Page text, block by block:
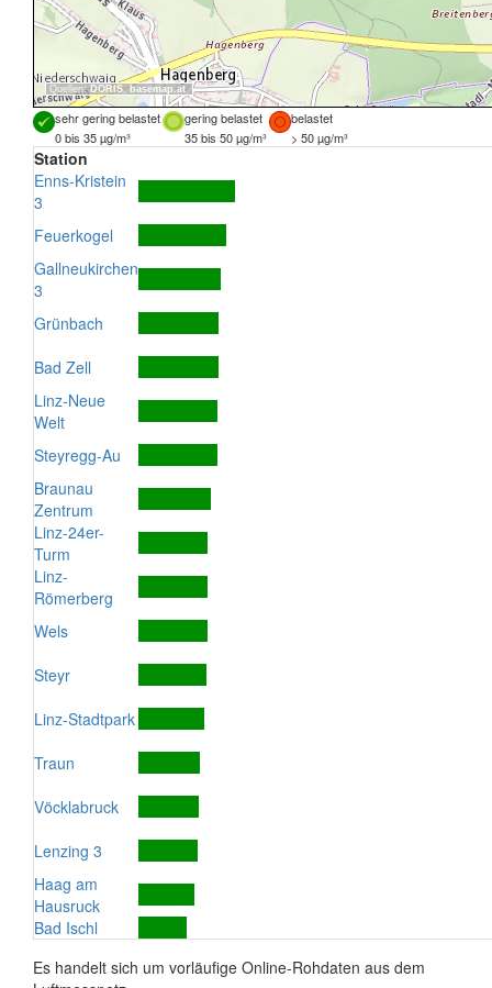
Quellen: DORIS,basemap.at
sehr gering belastet gering belastet
belastet
0 bis 35 µg/m³
35 bis 50 µg/m³ > 50 µg/m³
Station
Enns-Kristein
3
Feuerkogel
Gallneukirchen
3
Grünbach
Bad Zell
Linz-Neue
Welt
Steyregg-Au
Braunau
Zentrum
Linz-24er-
Turm
Linz-
Römerberg
Wels
Steyr
Linz-Stadtpark
Traun
Vöcklabruck
Lenzing 3
Haag am
Hausruck
Bad Ischl
Es handelt sich um vorläufige Online-Rohdaten aus dem